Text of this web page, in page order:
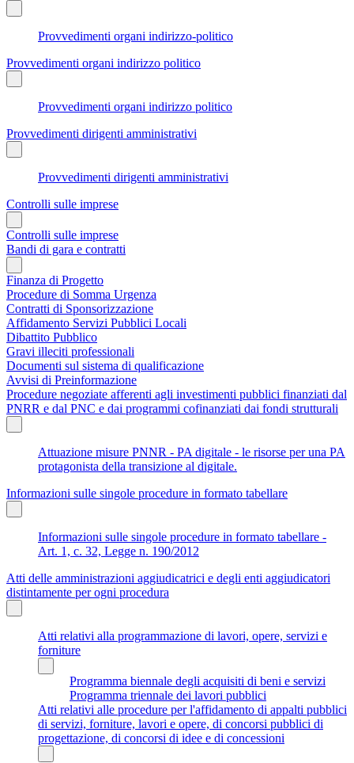
Provvedimenti organi indirizzo-politico
Provvedimenti organi indirizzo politico
Provvedimenti organi indirizzo politico
Provvedimenti dirigenti amministrativi
Provvedimenti dirigenti amministrativi
Controlli sulle imprese
Controlli sulle imprese
Bandi di gara e contratti
Finanza di Progetto
Procedure di Somma Urgenza
Contratti di Sponsorizzazione
Affidamento Servizi Pubblici Locali
Dibattito Pubblico
Gravi illeciti professionali
Documenti sul sistema di qualificazione
Avvisi di Preinformazione
Procedure negoziate afferenti agli investimenti pubblici finanziati dal
PNRR e dal PNC e dai programmi cofinanziati dai fondi strutturali
Attuazione misure PNNR - PA digitale - le risorse per una PA
protagonista della transizione al digitale.
Informazioni sulle singole procedure in formato tabellare
Informazioni sulle singole procedure in formato tabellare -
Art. 1, c. 32, Legge n. 190/2012
Atti delle amministrazioni aggiudicatrici e degli enti aggiudicatori
distintamente per ogni procedura
Atti relativi alla programmazione di lavori, opere, servizi e
forniture
Programma biennale degli acquisiti di beni e servizi
Programma triennale dei lavori pubblici
Atti relativi alle procedure per l'affidamento di appalti pubblici
di servizi, forniture, lavori e opere, di concorsi pubblici di
progettazione, di concorsi di idee e di concessioni